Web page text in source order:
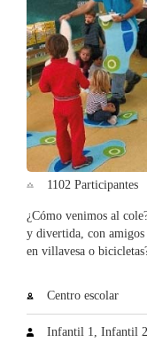
1102 Participantes
¿Cómo venimos al
y divertida, con amigos
en villavesa o
Centro escolar
Infantil 1, Infantil